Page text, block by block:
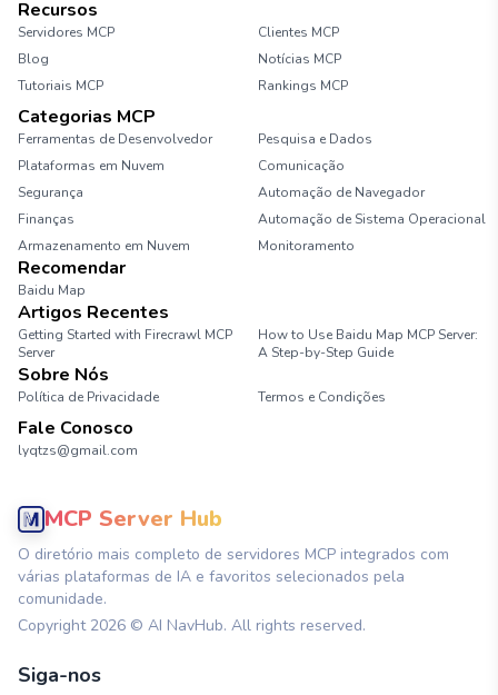
Recursos
Servidores MCP
Clientes MCP
Blog
Notícias MCP
Tutoriais MCP
Rankings MCP
Categorias MCP
Ferramentas de Desenvolvedor
Pesquisa e Dados
Plataformas em Nuvem
Comunicação
Segurança
Automação de Navegador
Finanças
Automação de Sistema Operacional
Armazenamento em Nuvem
Monitoramento
Recomendar
Baidu Map
Artigos Recentes
Getting Started with Firecrawl MCP
Server
How to Use Baidu Map MCP Server:
A Step-by-Step Guide
Sobre Nós
Política de Privacidade Termos e Condições
Fale Conosco
lyqtzs@gmail.com
MCP Server Hub
O diretório mais completo de servidores MCP integrados com
várias plataformas de IA e favoritos selecionados pela
comunidade.
Copyright 2026 © AI NavHub. All rights reserved.
Siga-nos